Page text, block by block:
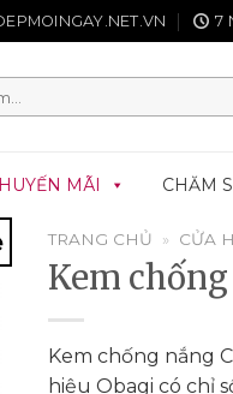
7
MÃI CHĂM
TRANG CHỦ » CỬA
Kem chống
Kem chống nắng
hiệu Obagi có chỉ